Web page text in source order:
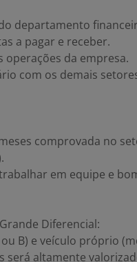
departamento
a pagar e receber.
da empresa.
com os demais
comprovada no
em equipe e
Diferencial:
B) e veículo próprio
será altamente